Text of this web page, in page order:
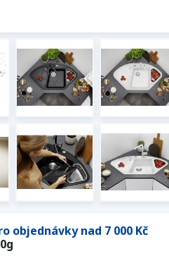
objednávky nad 7 000 Kč